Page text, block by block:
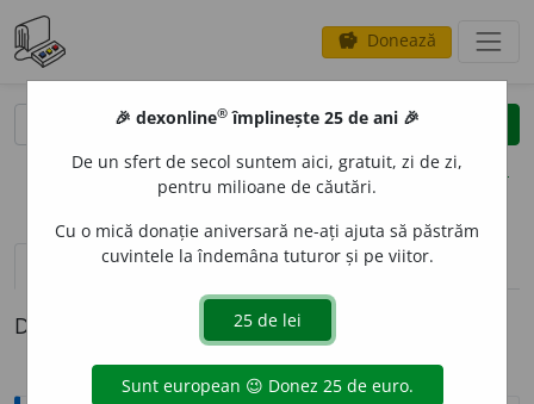
savings Donează
clear
opțiuni
definiții (1)
Definiția cu ID-ul 1274522:
🎉 dexonline® împlinește 25 de ani 🎉
De un sfert de secol suntem aici, gratuit, zi de zi,
pentru milioane de căutări.
Cu o mică donație aniversară ne-ați ajuta să păstrăm
cuvintele la îndemâna tuturor și pe viitor.